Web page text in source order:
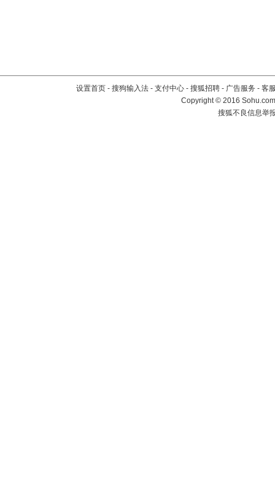
设置首页 - 搜狗输入法 - 支付中心 - 搜狐招聘 - 广告服务 - 客
Copyright©2016
搜狐不良信息举